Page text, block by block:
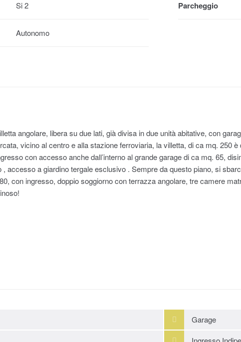
Si 2 Parcheggio
Autonomo
angolare, libera su due lati, già divisa in due unità abitative, con
vicino al centro e alla stazione ferroviaria, la villetta, di ca mq. 250
con accesso anche dall’interno al grande garage di ca mq. 65,
accesso a giardino tergale esclusivo . Sempre da questo piano, si
con ingresso, doppio soggiorno con terrazza angolare, tre camere
Garage